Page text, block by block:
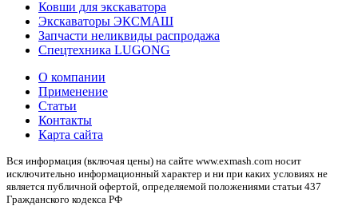
Ковши для экскаватора
Экскаваторы ЭКСМАШ
Запчасти неликвиды распродажа
Спецтехника LUGONG
О компании
Применение
Статьи
Контакты
Карта сайта
Вся информация (включая цены) на сайте www.exmash.com носит
исключительно информационный характер и ни при каких условиях не
является публичной офертой, определяемой положениями статьи 437
Гражданского кодекса РФ